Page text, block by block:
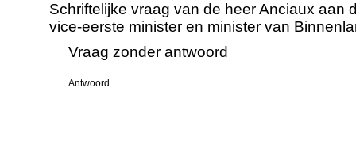
Schriftelijke vraag van de heer Anciaux aan
vice-eerste minister en minister van
Vraag zonder antwoord
Antwoord